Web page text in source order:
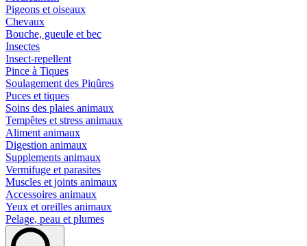
Pigeons et oiseaux
Chevaux
Bouche, gueule et bec
Insectes
Insect-repellent
Pince à Tiques
Soulagement des Piqûres
Puces et tiques
Soins des plaies animaux
Tempêtes et stress animaux
Aliment animaux
Digestion animaux
Supplements animaux
Vermifuge et parasites
Muscles et joints animaux
Accessoires animaux
Yeux et oreilles animaux
Pelage, peau et plumes